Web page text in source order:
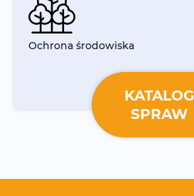
Ochrona środowiska
KATALOG
SPRAW